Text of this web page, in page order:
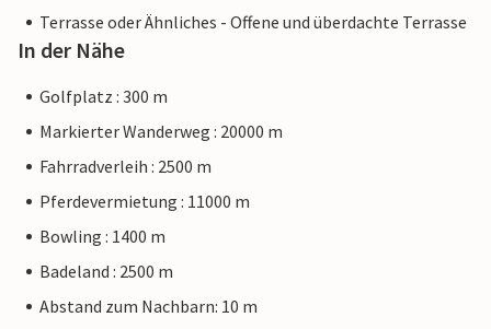
Terrasse oder Ähnliches - Offene und überdachte Terrasse
In der Nähe
Golfplatz : 300 m
Markierter Wanderweg : 20000 m
Fahrradverleih : 2500 m
Pferdevermietung : 11000 m
Bowling : 1400 m
Badeland : 2500 m
Abstand zum Nachbarn: 10 m